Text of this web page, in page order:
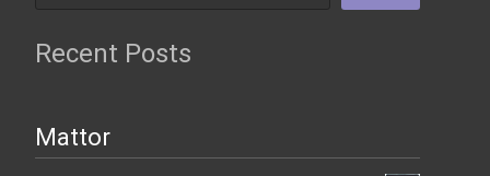
Recent Posts
Mattor